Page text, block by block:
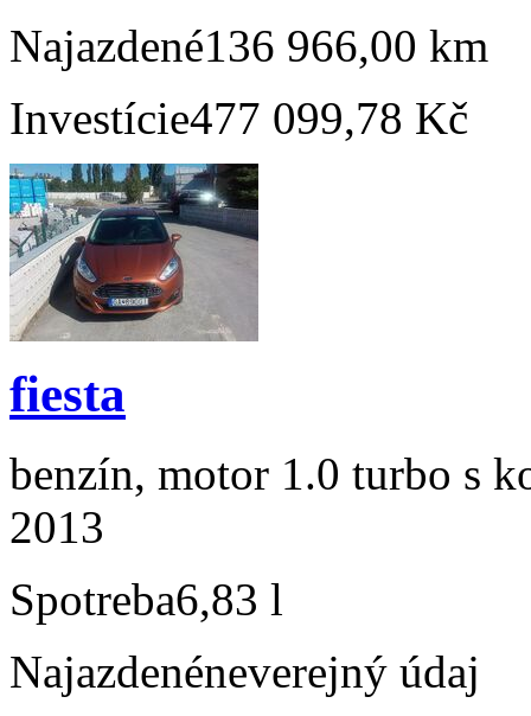
Najazdené136 966,00 km
Investície477 099,78 Kč
fiesta
benzín, motor 1.0 turbo s
2013
Spotreba6,83 l
Najazdenéneverejný údaj